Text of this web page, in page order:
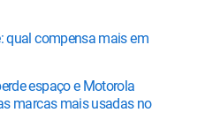
qual compensa mais em
espaço e Motorola
marcas mais usadas no